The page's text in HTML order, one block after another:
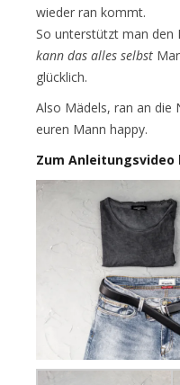
wieder ran kommt.
So unterstützt man den
kann das alles selbst
glücklich.
Also Mädels, ran an die
euren Mann happy.
Zum Anleitungsvideo